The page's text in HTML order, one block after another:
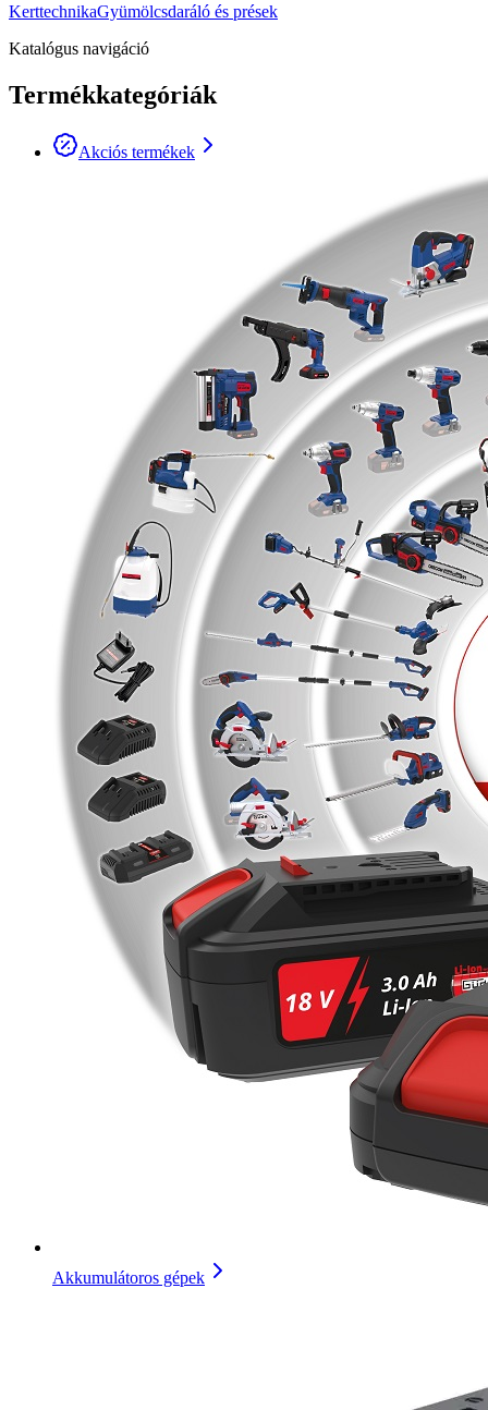
KerttechnikaGyümölcsdaráló és prések
Katalógus navigáció
Termékkategóriák
Akciós termékek
Akkumulátoros gépek